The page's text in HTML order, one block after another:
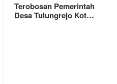
Terobosan Pemerintah
Desa Tulungrejo Kot…